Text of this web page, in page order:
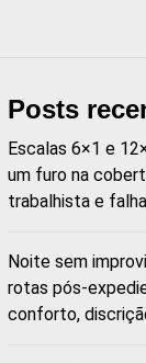
Posts
Escalas 6×1 e
um furo na
trabalhista e
Noite sem
rotas pós-
conforto,